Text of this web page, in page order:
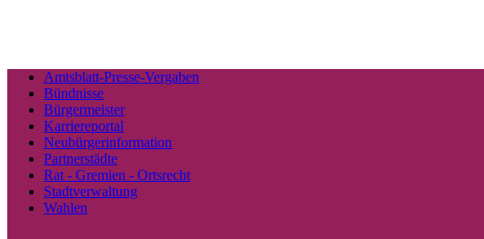
Amtsblatt-Presse-Vergaben
Bündnisse
Bürgermeister
Karriereportal
Neubürgerinformation
Partnerstädte
Rat - Gremien - Ortsrecht
Stadtverwaltung
Wahlen